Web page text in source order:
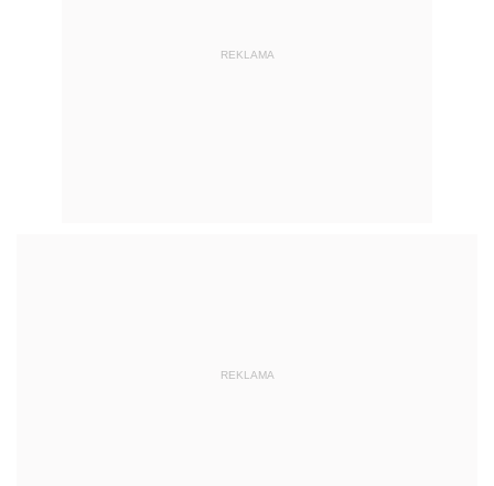
REKLAMA
REKLAMA